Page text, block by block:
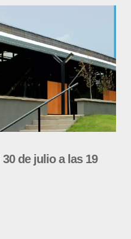
de julio a las 19